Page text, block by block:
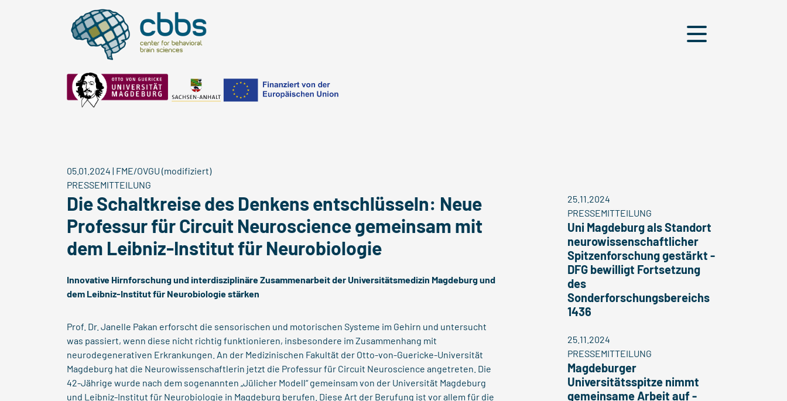
Menü
05.01.2024 | FME/OVGU (modifiziert)
PRESSEMITTEILUNG
Die Schaltkreise des Denkens entschlüsseln: Neue
Professur für Circuit Neuroscience gemeinsam mit
dem Leibniz-Institut für Neurobiologie
Innovative Hirnforschung und interdisziplinäre Zusammenarbeit der Universitätsmedizin Magdeburg und
dem Leibniz-Institut für Neurobiologie stärken
Prof. Dr. Janelle Pakan erforscht die sensorischen und motorischen Systeme im Gehirn und untersucht
was passiert, wenn diese nicht richtig funktionieren, insbesondere im Zusammenhang mit
neurodegenerativen Erkrankungen. An der Medizinischen Fakultät der Otto-von-Guericke-Universität
Magdeburg hat die Neurowissenschaftlerin jetzt die Professur für Circuit Neuroscience angetreten. Die
42-Jährige wurde nach dem sogenannten „Jülicher Modell“ gemeinsam von der Universität Magdeburg
und Leibniz-Institut für Neurobiologie in Magdeburg berufen. Diese Art der Berufung ist vor allem für die
25.11.2024
PRESSEMITTEILUNG
Uni Magdeburg als Standort
neurowissenschaftlicher
Spitzenforschung gestärkt -
DFG bewilligt Fortsetzung
des
Sonderforschungsbereichs
1436
25.11.2024
PRESSEMITTEILUNG
Magdeburger
Universitätsspitze nimmt
gemeinsame Arbeit auf -